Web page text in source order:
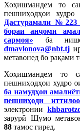
Хоҳишмандем то
пешниҳодҳои
Дастурамали №223
бораи анҷоми
сармоя» ба
dmavlonova@nbt.tj
метавонед бо рақами
Хоҳишмандем то
пешниҳодҳои худро
ба намудҳои
пешниҳоди
электронии
зарурӣ Шумо
88 тамос гиред.